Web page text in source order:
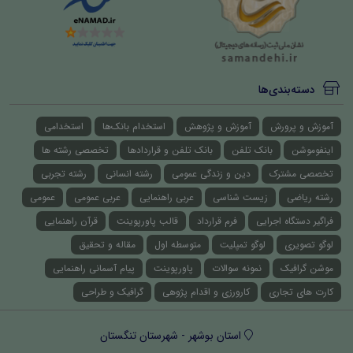
دسته‌بندی‌ها
آموزش و پرورش آموزش و پژوهش استخدام بانک‌ها
استخدامی
اینفوموشن
بانک تلفن بانک تلفن و قراردادها
تخصصی رشته ها
تخصصی مشترک
دین و زندگی عمومی رشته انسانی
رشته تجربی
رشته ریاضی
زیست شناسی عربی راهنمایی عربی عمومی
عمومی
فراگیر دستگاه اجرایی
فرم قرارداد قالب پاورپوینت
قرآن راهنمایی
لوگو تصویری
لوگو تمپلیت متوسطه اول
مقاله و تحقیق
موشن گرافیک
نمونه سوالات پاورپوینت
پیام آسمانی راهنمایی
کارت های تجاری
کارورزی و اقدام پژوهی گرافیک و طراحی
استان بوشهر - شهرستان تنگستان